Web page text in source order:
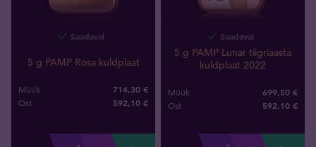
Saadaval
5 g PAMP Rosa kuldplaat
Müük 714,30 €
Ost 592,10 €
Saadaval
5 g PAMP Lunar tiigriaasta
kuldplaat 2022
Müük 699,50 €
Ost 592,10 €